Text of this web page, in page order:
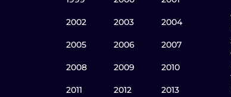
2002 2003 2004
2005 2006 2007
2008 2009 2010
2011 2012 2013